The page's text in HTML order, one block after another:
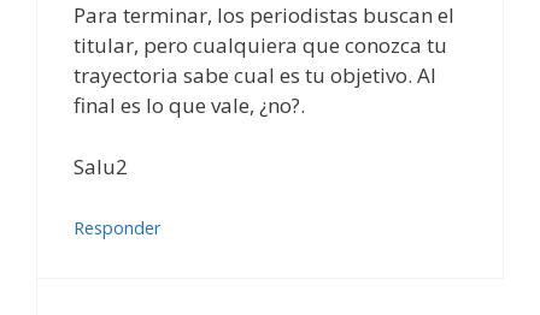
Para terminar, los periodistas buscan el
titular, pero cualquiera que conozca tu
trayectoria sabe cual es tu objetivo. Al
final es lo que vale, ¿no?.
Salu2
Responder